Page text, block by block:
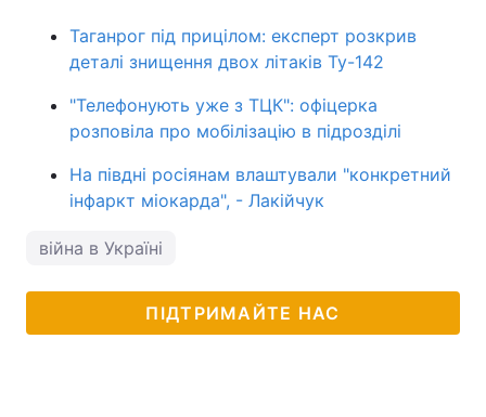
Таганрог під прицілом: експерт розкрив
деталі знищення двох літаків Ту-142
"Телефонують уже з ТЦК": офіцерка
розповіла про мобілізацію в підрозділі
На півдні росіянам влаштували "конкретний
інфаркт міокарда", - Лакійчук
війна в Україні
ПІДТРИМАЙТЕ НАС